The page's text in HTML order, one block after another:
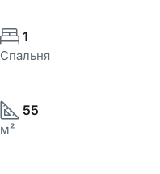
1
Спальня
55
м²